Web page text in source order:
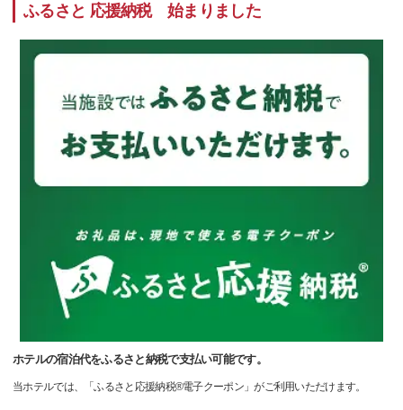
ふるさと 応援納税 始まりました
ホテルの宿泊代をふるさと納税で支払い可能です。
当ホテルでは、「ふるさと応援納税®電子クーポン」がご利用いただけます。